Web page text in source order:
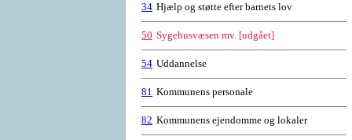
34 Hjælp og støtte efter barnets lov
50 Sygehusvæsen mv. [udgået]
54 Uddannelse
81 Kommunens personale
82 Kommunens ejendomme og lokaler